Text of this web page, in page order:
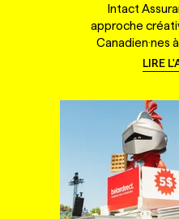
Intact
approche
Canadien·nes
LIRE